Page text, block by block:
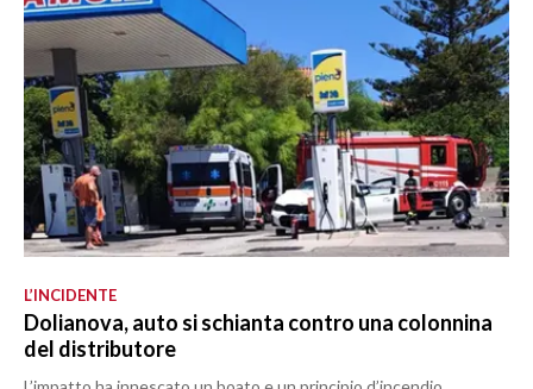
L’INCIDENTE
Dolianova, auto si schianta contro una colonnina
del distributore